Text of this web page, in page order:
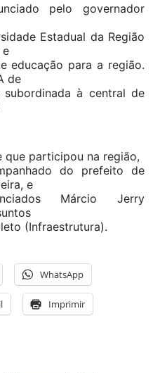
pelo governador
Estadual da Região
e
educação para a região.
de
à central de
que participou na região,
do prefeito de
e
Márcio Jerry
(Infraestrutura).
WhatsApp
Imprimir